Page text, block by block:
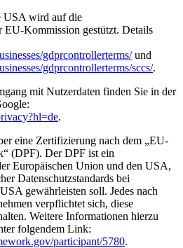
USA wird auf die
EU-Kommission gestützt. Details
gdprcontrollerterms/und
gdprcontrollerterms/sccs/.
mit Nutzerdaten finden Sie in der
.
eine Zertifizierung nach dem „EU-
(DPF). Der DPF ist ein
Europäischen Union und den USA,
Datenschutzstandards bei
gewährleisten soll. Jedes nach
verpflichtet sich, diese
Weitere Informationen hierzu
folgendem Link:
participant/5780.